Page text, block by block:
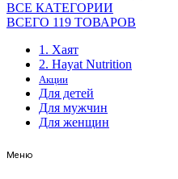
ВСЕ КАТЕГОРИИ
ВСЕГО 119 ТОВАРОВ
1. Хаят
2. Hayat Nutrition
Акции
Для детей
Для мужчин
Для женщин
Меню